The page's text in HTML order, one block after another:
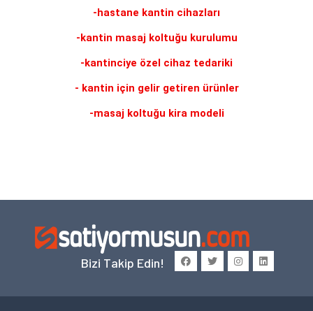
-hastane kantin cihazları
-kantin masaj koltuğu kurulumu
-kantinciye özel cihaz tedariki
- kantin için gelir getiren ürünler
-masaj koltuğu kira modeli
Bizi Takip Edin!